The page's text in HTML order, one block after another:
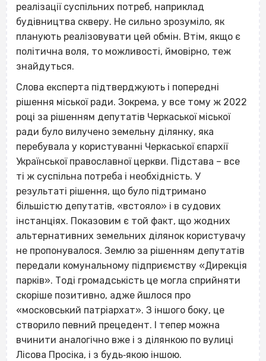
реалізації суспільних потреб, наприклад
будівництва скверу. Не сильно зрозуміло, як
планують реалізовувати цей обмін. Втім, якщо є
політична воля, то можливості, ймовірно, теж
знайдуться.
Слова експерта підтверджують і попередні
рішення міської ради. Зокрема, у все тому ж 2022
році за рішенням депутатів Черкаської міської
ради було вилучено земельну ділянку, яка
перебувала у користуванні Черкаської єпархії
Української православної церкви. Підстава – все
ті ж суспільна потреба і необхідність. У
результаті рішення, що було підтримано
більшістю депутатів, «встояло» і в судових
інстанціях. Показовим є той факт, що жодних
альтернативних земельних ділянок користувачу
не пропонувалося. Землю за рішенням депутатів
передали комунальному підприємству «Дирекція
парків». Тоді громадськість це могла сприйняти
скоріше позитивно, адже йшлося про
«московський патріархат». З іншого боку, це
створило певний прецедент. І тепер можна
вчинити аналогічно вже і з ділянкою по вулиці
Лісова Просіка, і з будь‐якою іншою.